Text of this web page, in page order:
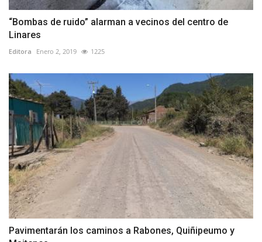
“Bombas de ruido” alarman a vecinos del centro de
Linares
Editora Enero 2, 2019 1225
Pavimentarán los caminos a Rabones, Quiñipeumo y